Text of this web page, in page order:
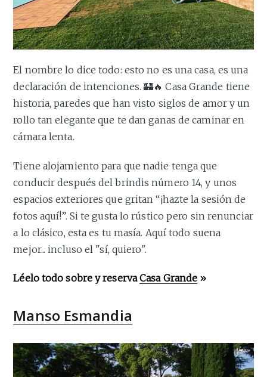
El nombre lo dice todo: esto no es una casa, es una
declaración de intenciones. 🏰🔥 Casa Grande tiene
historia, paredes que han visto siglos de amor y un
rollo tan elegante que te dan ganas de caminar en
cámara lenta.
Tiene alojamiento para que nadie tenga que
conducir después del brindis número 14, y unos
espacios exteriores que gritan “¡hazte la sesión de
fotos aquí!”. Si te gusta lo rústico pero sin renunciar
a lo clásico, esta es tu masía. Aquí todo suena
mejor... incluso el "sí, quiero".
Léelo todo sobre y reservaCasa Grande »
Manso Esmandia